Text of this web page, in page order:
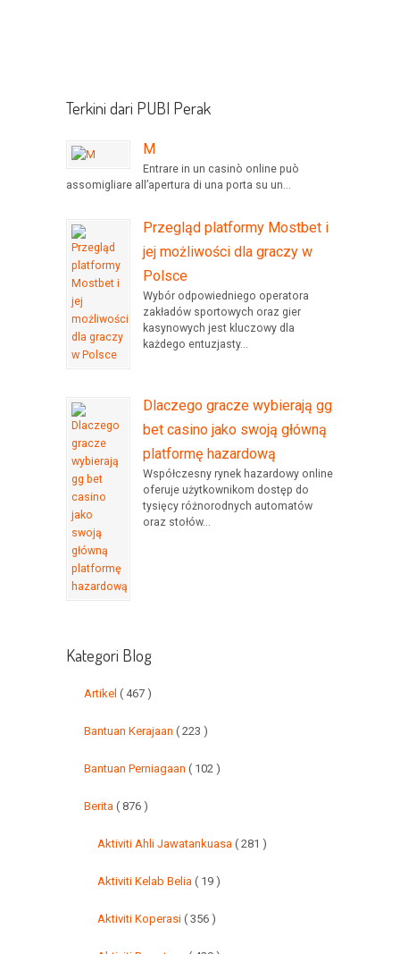
Terkini dari PUBI Perak
M
Entrare in un casinò online può
assomigliare all’apertura di una porta su un...
Przegląd platformy Mostbet i
jej możliwości dla graczy w
Polsce
Wybór odpowiedniego operatora
zakładów sportowych oraz gier
kasynowych jest kluczowy dla
każdego entuzjasty...
Dlaczego gracze wybierają gg
bet casino jako swoją główną
platformę hazardową
Współczesny rynek hazardowy online
oferuje użytkownikom dostęp do
tysięcy różnorodnych automatów
oraz stołów...
Kategori Blog
Artikel ( 467 )
Bantuan Kerajaan ( 223 )
Bantuan Perniagaan ( 102 )
Berita ( 876 )
Aktiviti Ahli Jawatankuasa ( 281 )
Aktiviti Kelab Belia ( 19 )
Aktiviti Koperasi ( 356 )